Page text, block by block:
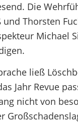
Die
und Thorsten
Michael
ließ
Jahr Revue
nicht von